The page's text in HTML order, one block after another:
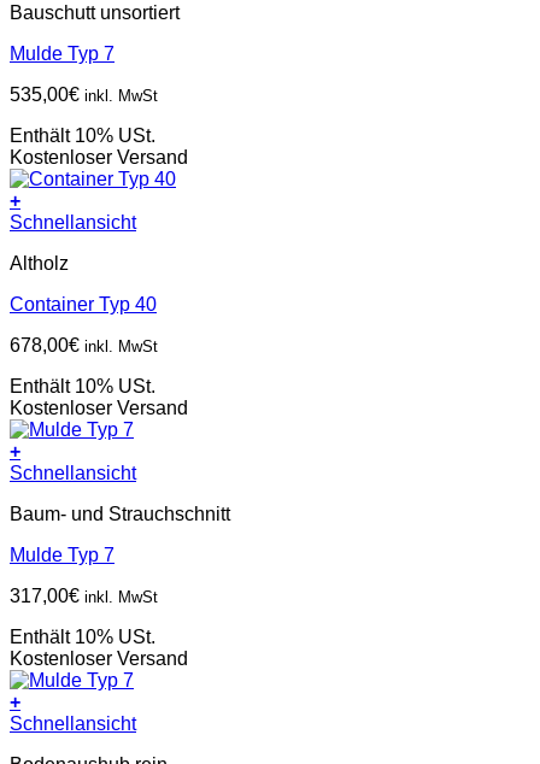
Bauschutt unsortiert
Mulde Typ 7
535,00€ inkl. MwSt
Enthält 10% USt.
Kostenloser Versand
+
Schnellansicht
Altholz
Container Typ 40
678,00€ inkl. MwSt
Enthält 10% USt.
Kostenloser Versand
+
Schnellansicht
Baum- und Strauchschnitt
Mulde Typ 7
317,00€ inkl. MwSt
Enthält 10% USt.
Kostenloser Versand
+
Schnellansicht